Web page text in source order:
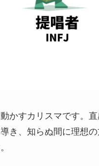
かすカリスマです。
き、知らぬ間に理想